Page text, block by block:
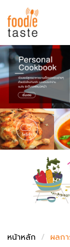
สูตรอาหาร
สูตรอาหาร
Top
พาไปชิม
สารพันก้นครัว
เคล็ดลับน่ารู้
เปรียบเที
เปรียบเที
เปรียบเที
FoodPedia
สร้าง
หน้าหลัก
ผลก